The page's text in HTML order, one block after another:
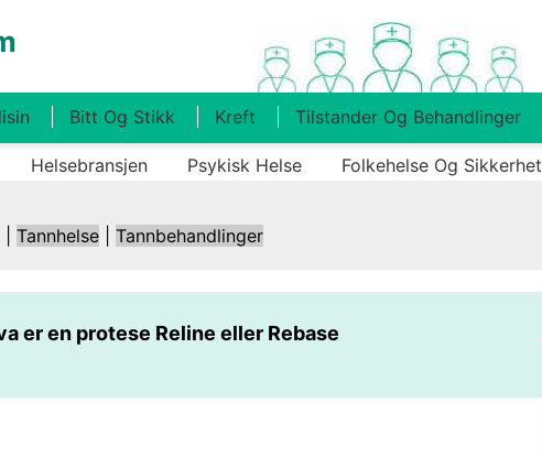
Bitt Og Stikk Kreft Tilstander Og Behandlinger
Helsebransjen Psykisk Helse Folkehelse Og Sikkerhet
Tannhelse Tannbehandlinger
er en protese Reline eller Rebase